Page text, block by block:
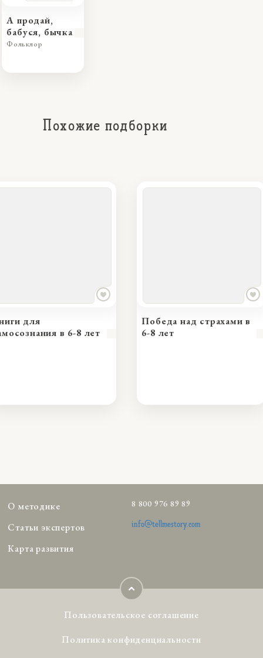
А продай,
бабуся, бычка
Фольклор
Похожие подборки
для
в 6-8 лет
Победа над страхами в
6-8 лет
О методике
Статьи экспертов
Карта развития
8 800 976 89 89
info@tellmestory.com
Пользовательское соглашение
Политика конфиденциальности